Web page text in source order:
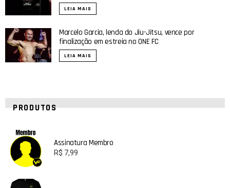
LEIA MAIS
Marcelo Garcia, lenda do Jiu-Jitsu, vence por
finalização em estreia no ONE FC
LEIA MAIS
PRODUTOS
Assinatura Membro
R$ 7,99